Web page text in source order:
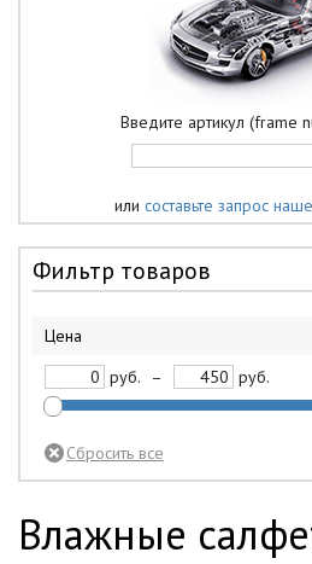
Введите артикул (frame
или составьте запрос
Фильтр товаров
Цена
руб.
– руб.
Влажные